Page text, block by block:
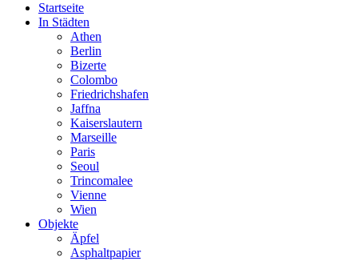
Startseite
In Städten
Athen
Berlin
Bizerte
Colombo
Friedrichshafen
Jaffna
Kaiserslautern
Marseille
Paris
Seoul
Trincomalee
Vienne
Wien
Objekte
Äpfel
Asphaltpapier